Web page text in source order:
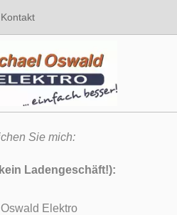
Kontakt
Sie mich:
Ladengeschäft!):
Elektro